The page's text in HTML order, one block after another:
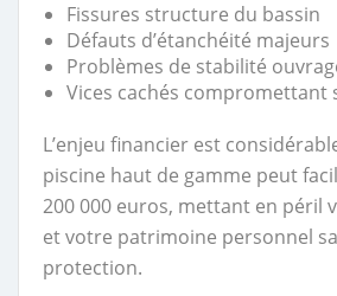
Fissures structure du bassin
Défauts d’étanchéité majeurs
Problèmes de stabilité
Vices cachés compromettant
L’enjeu financier est
piscine haut de gamme peut
200 000 euros, mettant en péril
et votre patrimoine personnel
protection.